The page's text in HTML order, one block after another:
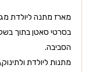
מארז מתנה ליולדת
בסרטי סאטן בתוך
הסביבה.
מתנות ליולדת